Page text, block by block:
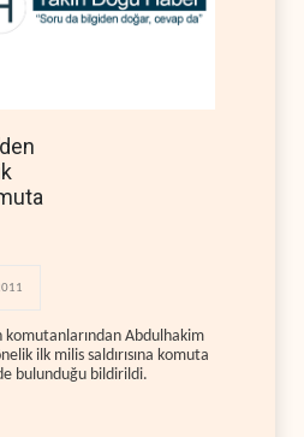
komutanlarından Abdulhakim
ilk milis saldırısına komuta
bulunduğu bildirildi.